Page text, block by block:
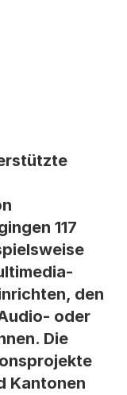
117
den
oder
Die
Kantonen